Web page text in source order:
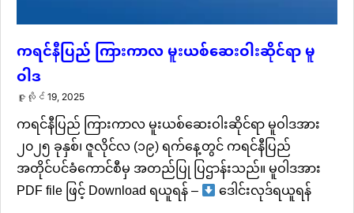
ကရင်နီပြည် ကြားကာလ မူးယစ်ဆေးဝါးဆိုင်ရာ မူ
ဝါဒ
ဇူလိုင် 19, 2025
ကရင်နီပြည် ကြားကာလ မူးယစ်ဆေးဝါးဆိုင်ရာ မူဝါဒအား
၂၀၂၅ ခုနှစ်၊ ဇူလိုင်လ (၁၉) ရက်နေ့တွင် ကရင်နီပြည်
အတိုင်ပင်ခံကောင်စီမှ အတည်ပြု ပြဌာန်းသည်။ မူဝါဒအား
PDF file ဖြင့် Download ရယူရန် –
ဒေါင်းလုဒ်ရယူရန်